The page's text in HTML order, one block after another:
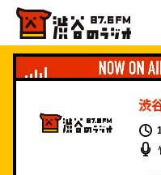
渋